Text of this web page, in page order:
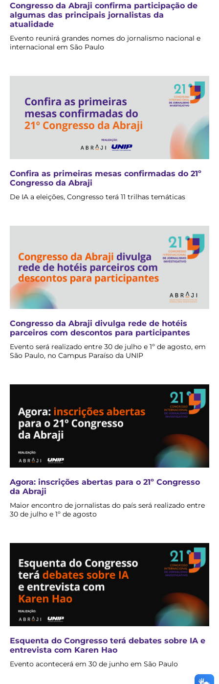
Congresso da Abraji confirma participação de
algumas das principais jornalistas da
atualidade
Evento reunirá grandes nomes do jornalismo nacional e
internacional em São Paulo
Confira as primeiras mesas confirmadas do 21º
Congresso da Abraji
De IA a eleições, Congresso terá 11 trilhas temáticas
Congresso da Abraji divulga rede de hotéis
parceiros com descontos para participantes
Evento será realizado entre 30 de julho e 1º de agosto, em
São Paulo, no Campus Paraíso da UNIP
Agora: inscrições abertas para o 21º Congresso
da Abraji
Maior encontro de jornalistas do país será realizado entre
30 de julho e 1º de agosto
Esquenta do Congresso terá debates sobre IA e
entrevista com Karen Hao
Evento acontecerá em 30 de junho em São Paulo